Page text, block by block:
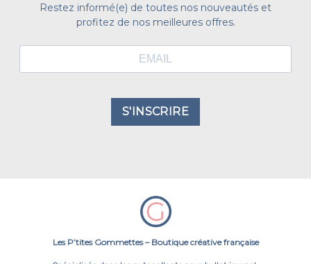
Restez informé(e) de toutes nos nouveautés et
profitez de nos meilleures offres.
S'INSCRIRE
Les P’tites Gommettes – Boutique créative française